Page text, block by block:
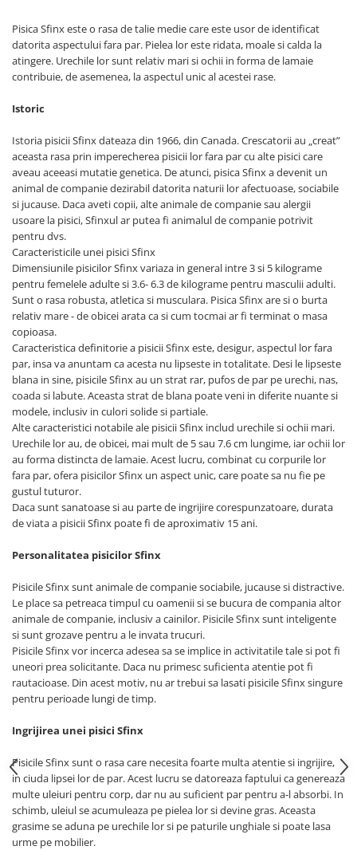
Pisica Sfinx este o rasa de talie medie care este usor de identificat
datorita aspectului fara par. Pielea lor este ridata, moale si calda la
atingere. Urechile lor sunt relativ mari si ochii in forma de lamaie
contribuie, de asemenea, la aspectul unic al acestei rase.
Istoric
Istoria pisicii Sfinx dateaza din 1966, din Canada. Crescatorii au „creat”
aceasta rasa prin imperecherea pisicii lor fara par cu alte pisici care
aveau aceeasi mutatie genetica. De atunci, pisica Sfinx a devenit un
animal de companie dezirabil datorita naturii lor afectuoase, sociabile
si jucause. Daca aveti copii, alte animale de companie sau alergii
usoare la pisici, Sfinxul ar putea fi animalul de companie potrivit
pentru dvs.
Caracteristicile unei pisici Sfinx
Dimensiunile pisicilor Sfinx variaza in general intre 3 si 5 kilograme
pentru femelele adulte si 3.6- 6.3 de kilograme pentru masculii adulti.
Sunt o rasa robusta, atletica si musculara. Pisica Sfinx are si o burta
relativ mare - de obicei arata ca si cum tocmai ar fi terminat o masa
copioasa.
Caracteristica definitorie a pisicii Sfinx este, desigur, aspectul lor fara
par, insa va anuntam ca acesta nu lipseste in totalitate. Desi le lipseste
blana in sine, pisicile Sfinx au un strat rar, pufos de par pe urechi, nas,
coada si labute. Aceasta strat de blana poate veni in diferite nuante si
modele, inclusiv in culori solide si partiale.
Alte caracteristici notabile ale pisicii Sfinx includ urechile si ochii mari.
Urechile lor au, de obicei, mai mult de 5 sau 7.6 cm lungime, iar ochii lor
au forma distincta de lamaie. Acest lucru, combinat cu corpurile lor
fara par, ofera pisicilor Sfinx un aspect unic, care poate sa nu fie pe
gustul tuturor.
Daca sunt sanatoase si au parte de ingrijire corespunzatoare, durata
de viata a pisicii Sfinx poate fi de aproximativ 15 ani.
Personalitatea pisicilor Sfinx
Pisicile Sfinx sunt animale de companie sociabile, jucause si distractive.
Le place sa petreaca timpul cu oamenii si se bucura de compania altor
animale de companie, inclusiv a cainilor. Pisicile Sfinx sunt inteligente
si sunt grozave pentru a le invata trucuri.
Pisicile Sfinx vor incerca adesea sa se implice in activitatile tale si pot fi
uneori prea solicitante. Daca nu primesc suficienta atentie pot fi
rautacioase. Din acest motiv, nu ar trebui sa lasati pisicile Sfinx singure
pentru perioade lungi de timp.
Ingrijirea unei pisici Sfinx
Pisicile Sfinx sunt o rasa care necesita foarte multa atentie si ingrijire,
in ciuda lipsei lor de par. Acest lucru se datoreaza faptului ca genereaza
multe uleiuri pentru corp, dar nu au suficient par pentru a-l absorbi. In
schimb, uleiul se acumuleaza pe pielea lor si devine gras. Aceasta
grasime se aduna pe urechile lor si pe paturile unghiale si poate lasa
urme pe mobilier.